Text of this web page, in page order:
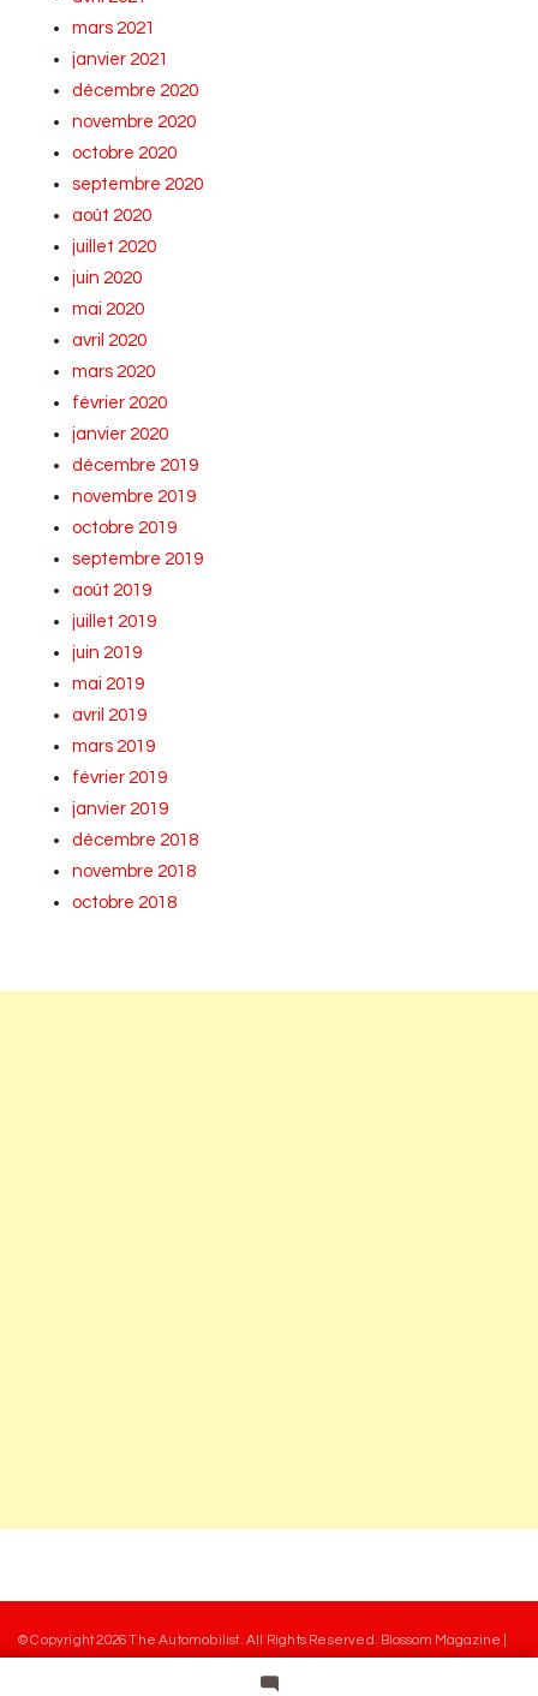
mars 2021
janvier 2021
décembre 2020
novembre 2020
octobre 2020
septembre 2020
août 2020
juillet 2020
juin 2020
mai 2020
avril 2020
mars 2020
février 2020
janvier 2020
décembre 2019
novembre 2019
octobre 2019
septembre 2019
août 2019
juillet 2019
juin 2019
mai 2019
avril 2019
mars 2019
février 2019
janvier 2019
décembre 2018
novembre 2018
octobre 2018
© Copyright 2026The Automobilist. All Rights Reserved.
Blossom Magazine |